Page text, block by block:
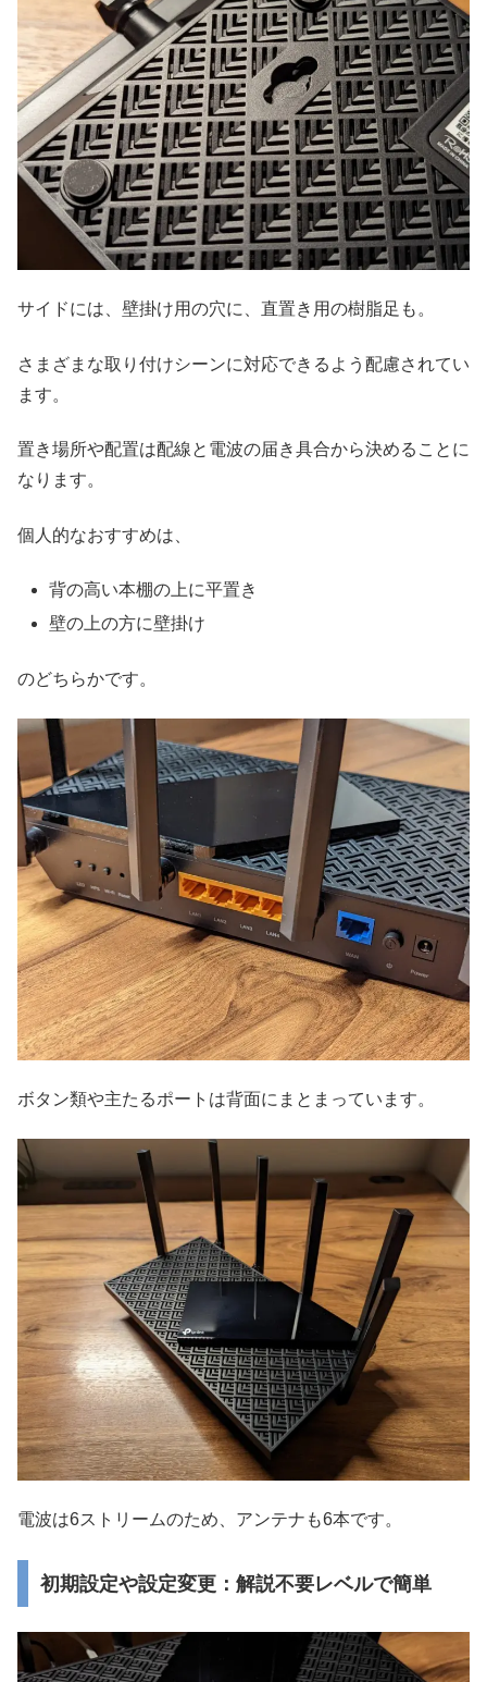
サイドには、壁掛け用の穴に、直置き用の樹脂足も。
さまざまな取り付けシーンに対応できるよう配慮されてい
ます。
置き場所や配置は配線と電波の届き具合から決めることに
なります。
個人的なおすすめは、
背の高い本棚の上に平置き
壁の上の方に壁掛け
のどちらかです。
ボタン類や主たるポートは背面にまとまっています。
電波は6ストリームのため、アンテナも6本です。
初期設定や設定変更：解説不要レベルで簡単